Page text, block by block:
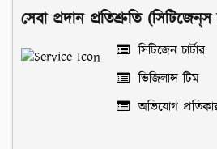
সেবা প্রদান প্রতিশ্রুতি (সিটিজেন্‌স
সিটিজেন চার্টার
ভিজিলান্স টিম
অভিযোগ